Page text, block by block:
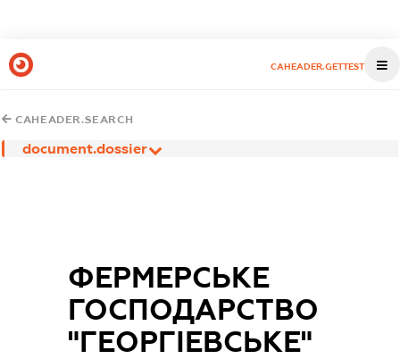
CAHEADER.GETTEST
CAHEADER.SEARCH
document.dossier
ФЕРМЕРСЬКЕ
ГОСПОДАРСТВО
"ГЕОРГІЕВСЬКЕ"